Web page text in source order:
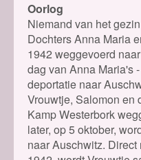
Oorlog
Niemand van het
Dochters Anna Maria
1942 weggevoerd
dag van Anna Maria's
deportatie naar
Vrouwtje, Salomon en
Kamp Westerbork
later, op 5 oktober,
naar Auschwitz. Direct